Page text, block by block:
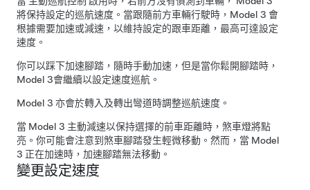
將保持設定的巡航速度。當跟隨前方車輛行駛時， Model 3 會
根據需要加速或減速，以維持設定的跟車距離，最高可達設定
速度。
你可以踩下加速腳踏，隨時手動加速，但是當你鬆開腳踏時，
Model 3會繼續以設定速度巡航。
Model 3 亦會於轉入及轉出彎道時調整巡航速度。
當 Model 3 主動減速以保持選擇的前車距離時，煞車燈將點
亮。你可能會注意到煞車腳踏發生輕微移動。然而，當 Model
3 正在加速時，加速腳踏無法移動。
變更設定速度